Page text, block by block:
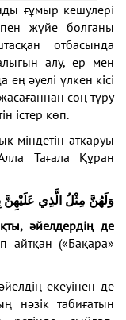
ғұмыр кешулері
пен жүйе болғаны
отбасында
алу, ер мен
ең әуелі үлкен кісі
соң тұру
істер көп.
міндетін атқаруы
Тағала Құран
وَلَهُنَّ مِثْلُ الَّذِي
әйелдердің де
айтқан («Бақара»
екеуінен де
нәзік табиғатын